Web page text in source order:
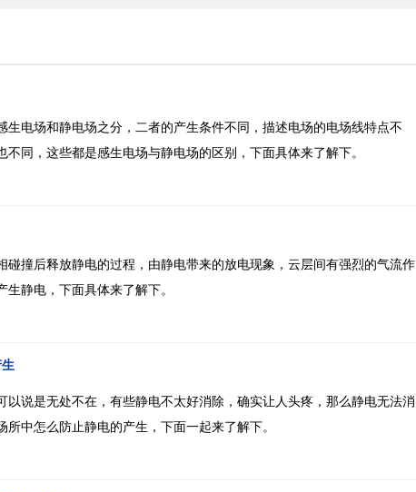
生电场和静电场之分，二者的产生条件不同，描述电场的电场线特点不
不同，这些都是感生电场与静电场的区别，下面具体来了解下。
碰撞后释放静电的过程，由静电带来的放电现象，云层间有强烈的气流作
静电，下面具体来了解下。
以说是无处不在，有些静电不太好消除，确实让人头疼，那么静电无法消
所中怎么防止静电的产生，下面一起来了解下。